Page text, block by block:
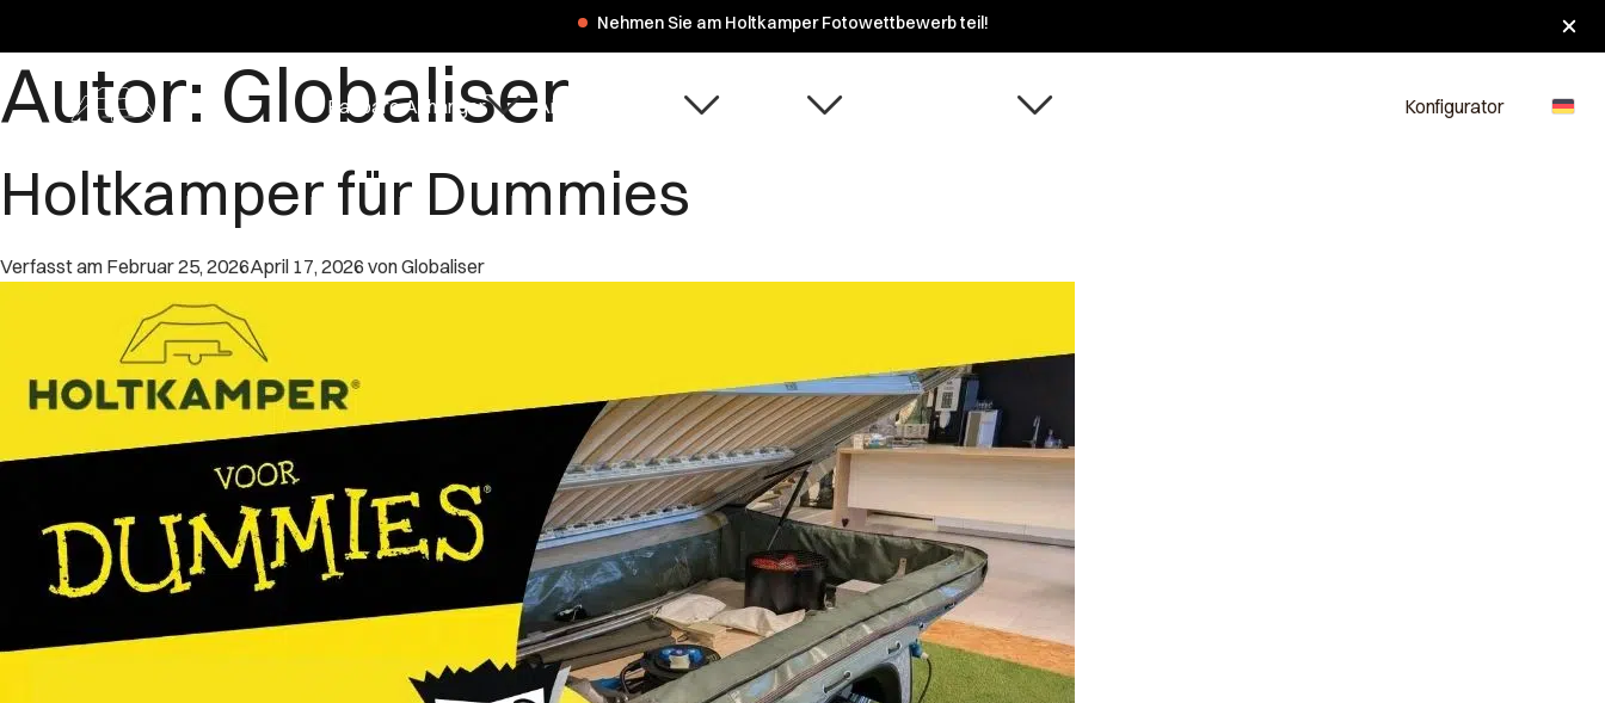
Nehmen Sie am Holtkamper Fotowettbewerb teil!
Faltbare Anhänger Anlässe & Inruilen Konfigurator
Autor: Globaliser
Holtkamper für Dummies
Verfasst am Februar 25, 2026April 17, 2026 vonGlobaliser